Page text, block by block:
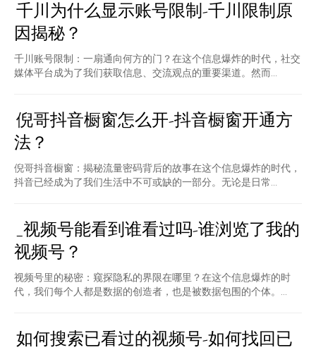
千川为什么显示账号限制-千川限制原
因揭秘？
千川账号限制：一扇通向何方的门？在这个信息爆炸的时代，社交
媒体平台成为了我们获取信息、交流观点的重要渠道。然而...
倪哥抖音橱窗怎么开-抖音橱窗开通方
法？
倪哥抖音橱窗：揭秘流量密码背后的故事在这个信息爆炸的时代，
抖音已经成为了我们生活中不可或缺的一部分。无论是日常...
_视频号能看到谁看过吗-谁浏览了我的
视频号？
视频号里的秘密：窥探隐私的界限在哪里？在这个信息爆炸的时
代，我们每个人都是数据的创造者，也是被数据包围的个体。...
如何搜索已看过的视频号-如何找回已